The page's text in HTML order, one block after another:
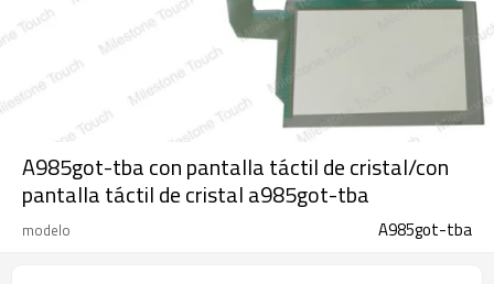
A985got-tba con pantalla táctil de cristal/con
pantalla táctil de cristal a985got-tba
modelo A985got-tba